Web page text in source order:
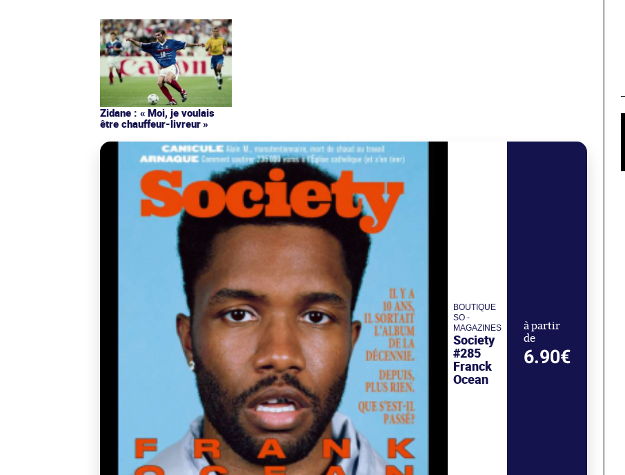
Zidane : « Moi, je voulais
être chauffeur-livreur »
BOUTIQUE
SO -
MAGAZINES
Society
#285
Franck
Ocean
à partir
de
6.90€